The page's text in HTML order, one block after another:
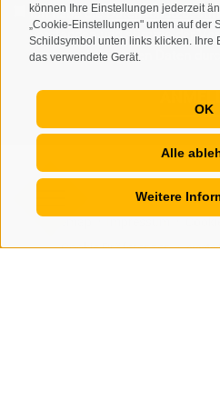
können Ihre Einstellungen jederzeit
„Cookie-Einstellungen" unten auf der
Schildsymbol unten links klicken. Ihre
das verwendete Gerät.
OK
Alle
Weitere
Ich habe die
verstanden und stimme der
personenbezogenen Daten
Cookie Präferenzen •